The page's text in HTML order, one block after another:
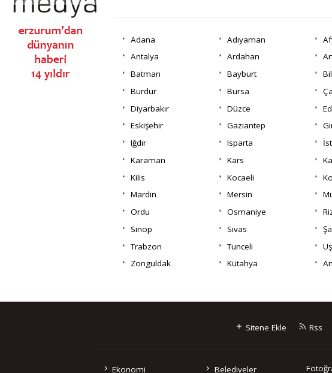
Adana Adıyaman
Antalya
Ardahan
Batman
Bayburt
Burdur
Bursa
Diyarbakır
Düzce
Eskişehir
Gaziantep
Iğdır
Isparta
Karaman
Kars
Kilis
Kocaeli
Mardin
Mersin
Ordu
Osmaniye
Sinop
Sivas
Trabzon
Tunceli
Zonguldak
Kütahya
Sitene Ekle Rss
Ekonomi Belediyeler